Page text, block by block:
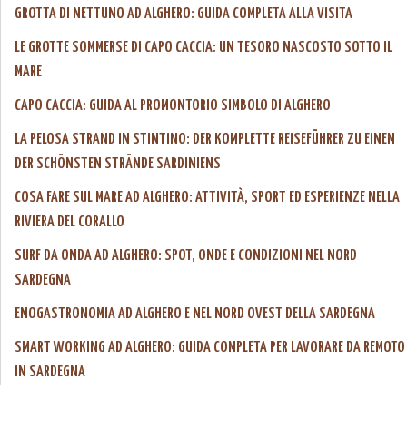
GROTTA DI NETTUNO AD ALGHERO: GUIDA COMPLETA ALLA VISITA
LE GROTTE SOMMERSE DI CAPO CACCIA: UN TESORO NASCOSTO SOTTO IL
MARE
CAPO CACCIA: GUIDA AL PROMONTORIO SIMBOLO DI ALGHERO
LA PELOSA STRAND IN STINTINO: DER KOMPLETTE REISEFÜHRER ZU EINEM
DER SCHÖNSTEN STRÄNDE SARDINIENS
COSA FARE SUL MARE AD ALGHERO: ATTIVITÀ, SPORT ED ESPERIENZE NELLA
RIVIERA DEL CORALLO
SURF DA ONDA AD ALGHERO: SPOT, ONDE E CONDIZIONI NEL NORD
SARDEGNA
ENOGASTRONOMIA AD ALGHERO E NEL NORD OVEST DELLA SARDEGNA
SMART WORKING AD ALGHERO: GUIDA COMPLETA PER LAVORARE DA REMOTO
IN SARDEGNA